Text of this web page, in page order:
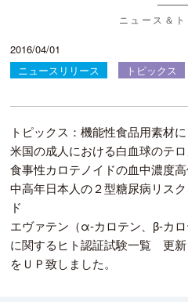
ニュース＆
2016/04/01
ニュースリリース
トピックス
トピックス：機能性食品用素材に
米国の成人における白血球のテ
食事性カロテノイドの血中濃度
中高年日本人の２型糖尿病リス
ド
エヴァテン（α-カロテン、β-カ
に関するヒト認証試験一覧 更新
をＵＰ致しました。